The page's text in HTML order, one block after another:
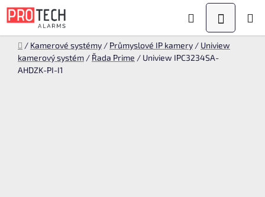
Přejít
na
Hledat
KOŠÍK
Domů
/ Kamerové systémy / Průmyslové IP kamery / Uniview
kamerový systém / Řada Prime / Uniview IPC3234SA-
AHDZK-PI-I1